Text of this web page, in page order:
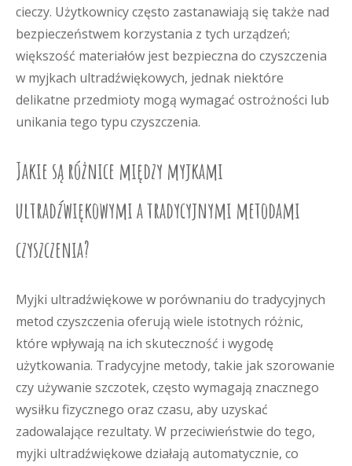
cieczy. Użytkownicy często zastanawiają się także nad
bezpieczeństwem korzystania z tych urządzeń;
większość materiałów jest bezpieczna do czyszczenia
w myjkach ultradźwiękowych, jednak niektóre
delikatne przedmioty mogą wymagać ostrożności lub
unikania tego typu czyszczenia.
Jakie są różnice między myjkami
ultradźwiękowymi a tradycyjnymi metodami
czyszczenia?
Myjki ultradźwiękowe w porównaniu do tradycyjnych
metod czyszczenia oferują wiele istotnych różnic,
które wpływają na ich skuteczność i wygodę
użytkowania. Tradycyjne metody, takie jak szorowanie
czy używanie szczotek, często wymagają znacznego
wysiłku fizycznego oraz czasu, aby uzyskać
zadowalające rezultaty. W przeciwieństwie do tego,
myjki ultradźwiękowe działają automatycznie, co